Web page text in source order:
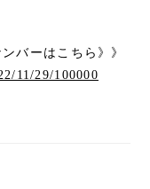
バーはこちら》》
11/29/100000